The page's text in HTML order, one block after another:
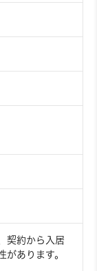
契約から入居
があります。